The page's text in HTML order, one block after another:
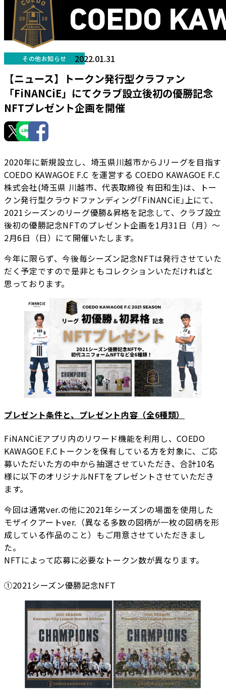
その他お知らせ 2022.01.31
【ニュース】トークン発行型クラファン
「FiNANCiE」にてクラブ設立後初の優勝記念
NFTプレゼント企画を開催
2020年に新規設立し、埼玉県川越市からJリーグを目指す
COEDO KAWAGOE F.C を運営する COEDO KAWAGOE F.C
株式会社(埼玉県 川越市、代表取締役 有田和生)は、トー
クン発行型クラウドファンディング｢FiNANCiE｣上にて、
2021シーズンのリーグ優勝&昇格を記念して、クラブ設立
後初の優勝記念NFTのプレゼント企画を1月31日（月）〜
2月6日（日）にて開催いたします。
今年に限らず、今後毎シーズン記念NFTは発行させていた
だく予定ですので是非ともコレクションいただければと
思っております。
プレゼント条件と、プレゼント内容（全6種類）
FiNANCiEアプリ内のリワード機能を利用し、COEDO
KAWAGOE F.Cトークンを保有している方を対象に、ご応
募いただいた方の中から抽選させていただき、合計10名
様に以下のオリジナルNFTをプレゼントさせていただき
ます。
今回は通常ver.の他に2021年シーズンの場面を使用した
モザイクアートver.（異なる多数の図柄が一枚の図柄を形
成している作品のこと）もご用意させていただきまし
た。
NFTによって応募に必要なトークン数が異なります。
①2021シーズン優勝記念NFT